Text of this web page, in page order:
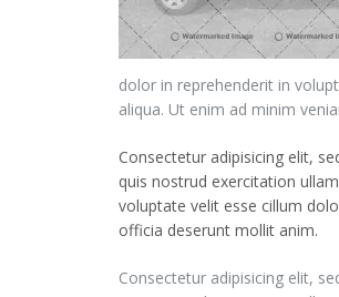
dolor in reprehenderit in
aliqua. Ut enim ad minim
Consectetur adipisicing elit,
quis nostrud exercitation
voluptate velit esse cillum
officia deserunt mollit anim.
Consectetur adipisicing elit,